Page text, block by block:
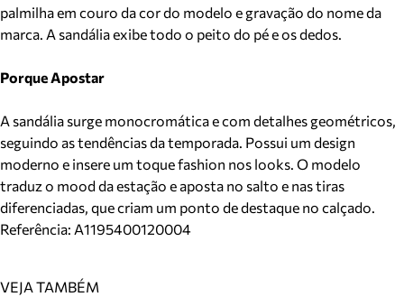
palmilha em couro da cor do modelo e gravação do nome da
marca. A sandália exibe todo o peito do pé e os dedos.
Porque Apostar
A sandália surge monocromática e com detalhes geométricos,
seguindo as tendências da temporada. Possui um design
moderno e insere um toque fashion nos looks. O modelo
traduz o mood da estação e aposta no salto e nas tiras
diferenciadas, que criam um ponto de destaque no calçado.
Referência: A1195400120004
VEJA TAMBÉM